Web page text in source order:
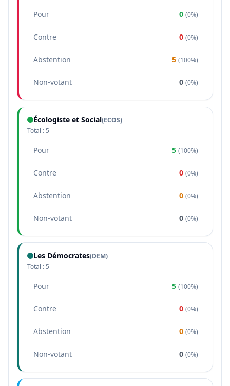
Pour 0 (0%)
Contre 0 (0%)
Abstention 5 (100%)
Non-votant 0 (0%)
Écologiste et Social(ECOS)
Total : 5
Pour 5 (100%)
Contre 0 (0%)
Abstention 0 (0%)
Non-votant 0 (0%)
Les Démocrates(DEM)
Total : 5
Pour 5 (100%)
Contre 0 (0%)
Abstention 0 (0%)
Non-votant 0 (0%)